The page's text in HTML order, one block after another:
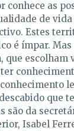
conhece as
de
Estes
é ímpar. Mas
que escolham
que
são da
Isabel